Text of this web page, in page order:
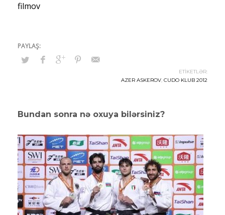
filmov
ETİKETLƏR:
AZER ASKEROV, CUDO KLUB 2012
Bundan sonra nə oxuya bilərsiniz?